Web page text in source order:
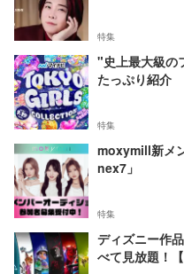
特集
"史上最大級の
たっぷり紹介
特集
moxymill新メ
nex7」
特集
ディズニー作
べて見放題！【